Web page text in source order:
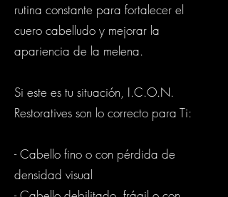
rutina constante para fortalecer el
cuero cabelludo y mejorar la
apariencia de la melena.
Si este es tu situación, I.C.O.N.
Restoratives son lo correcto para Ti:
- Cabello fino o con pérdida de
densidad visual